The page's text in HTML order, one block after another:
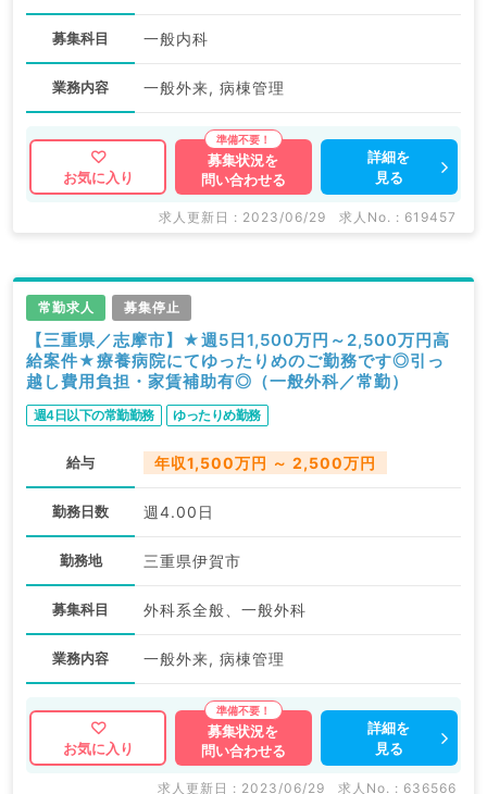
募集科目 一般内科
業務内容 一般外来, 病棟管理
お気に入り
募集状況を
問い合わせる
詳細を
見る
求人更新日 : 2023/06/29 求人No. : 619457
常勤求人 募集停止
【三重県／志摩市】★週5日1,500万円～2,500万円高
給案件★療養病院にてゆったりめのご勤務です◎引っ
越し費用負担・家賃補助有◎（一般外科／常勤）
週4日以下の常勤勤務 ゆったりめ勤務
給与 年収1,500万円 ～ 2,500万円
勤務日数 週4.00日
勤務地 三重県伊賀市
募集科目 外科系全般、一般外科
業務内容 一般外来, 病棟管理
お気に入り
募集状況を
問い合わせる
詳細を
見る
求人更新日 : 2023/06/29 求人No. : 636566